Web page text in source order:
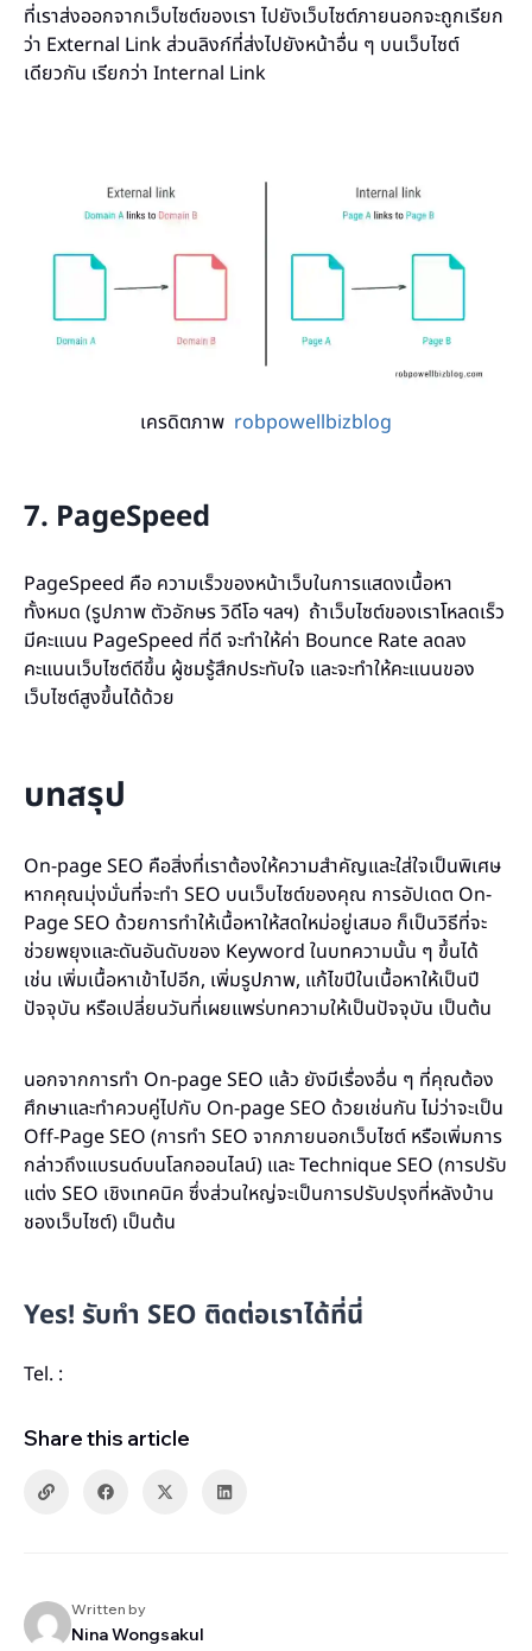
ที่เราส่งออกจากเว็บไซต์ของเรา ไปยังเว็บไซต์ภายนอกจะถูกเรียก
ว่า External Link ส่วนลิงก์ที่ส่งไปยังหน้าอื่น ๆ บนเว็บไซต์
เดียวกัน เรียกว่า Internal Link
เครดิตภาพ robpowellbizblog
7. PageSpeed
PageSpeed คือ ความเร็วของหน้าเว็บในการแสดงเนื้อหา
ทั้งหมด (รูปภาพ ตัวอักษร วิดีโอ ฯลฯ) ถ้าเว็บไซต์ของเราโหลดเร็ว
มีคะแนน PageSpeed ที่ดี จะทำให้ค่า Bounce Rate ลดลง
คะแนนเว็บไซต์ดีขึ้น ผู้ชมรู้สึกประทับใจ และจะทำให้คะแนนของ
เว็บไซต์สูงขึ้นได้ด้วย
บทสรุป
On-page SEO คือสิ่งที่เราต้องให้ความสำคัญและใส่ใจเป็นพิเศษ
หากคุณมุ่งมั่นที่จะทำ SEO บนเว็บไซต์ของคุณ การอัปเดต On-
Page SEO ด้วยการทำให้เนื้อหาให้สดใหม่อยู่เสมอ ก็เป็นวิธีที่จะ
ช่วยพยุงและดันอันดับของ Keyword ในบทความนั้น ๆ ขึ้นได้
เช่น เพิ่มเนื้อหาเข้าไปอีก, เพิ่มรูปภาพ, แก้ไขปีในเนื้อหาให้เป็นปี
ปัจจุบัน หรือเปลี่ยนวันที่เผยแพร่บทความให้เป็นปัจจุบัน เป็นต้น
นอกจากการทำ On-page SEO แล้ว ยังมีเรื่องอื่น ๆ ที่คุณต้อง
ศึกษาและทำควบคู่ไปกับ On-page SEO ด้วยเช่นกัน ไม่ว่าจะเป็น
Off-Page SEO (การทำ SEO จากภายนอกเว็บไซต์ หรือเพิ่มการ
กล่าวถึงแบรนด์บนโลกออนไลน์) และ Technique SEO (การปรับ
แต่ง SEO เชิงเทคนิค ซึ่งส่วนใหญ่จะเป็นการปรับปรุงที่หลังบ้าน
ชองเว็บไซต์) เป็นต้น
Yes! รับทำ SEO ติดต่อเราได้ที่นี่
Tel. :
Share this article
Written by
Nina Wongsakul